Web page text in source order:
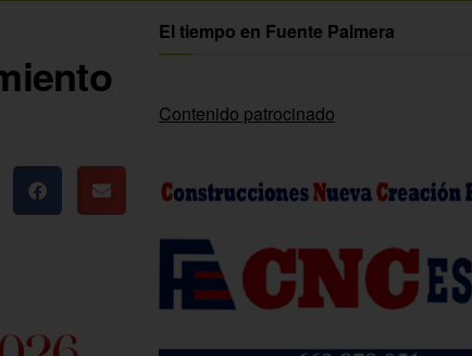
El tiempo en Fuente Palmera
Contenido patrocinado